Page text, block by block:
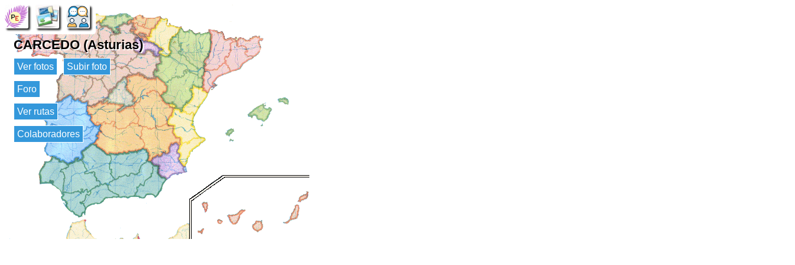
CARCEDO (Asturias)
Ver fotos Subir foto
Foro
Ver rutas
Colaboradores